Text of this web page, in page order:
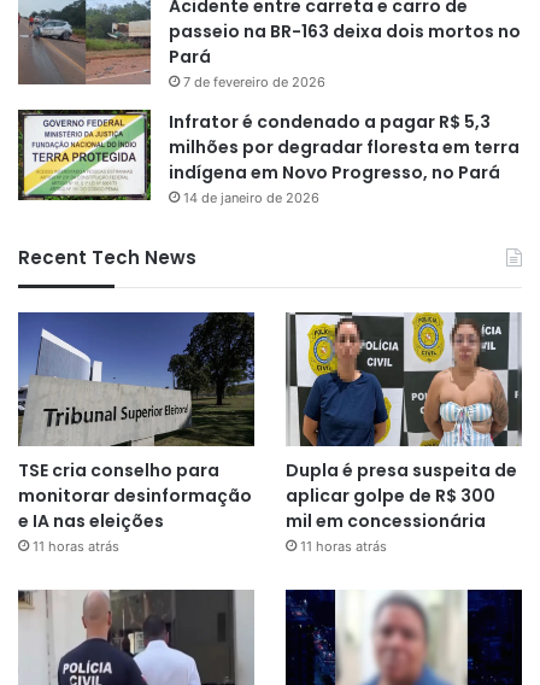
Acidente entre carreta e carro de
passeio na BR-163 deixa dois mortos no
Pará
7 de fevereiro de 2026
Infrator é condenado a pagar R$ 5,3
milhões por degradar floresta em terra
indígena em Novo Progresso, no Pará
14 de janeiro de 2026
Recent Tech News
TSE cria conselho para
monitorar desinformação
e IA nas eleições
11 horas atrás
Dupla é presa suspeita de
aplicar golpe de R$ 300
mil em concessionária
11 horas atrás